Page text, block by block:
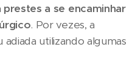
a se encaminhar
. Por vezes, a
utilizando algumas